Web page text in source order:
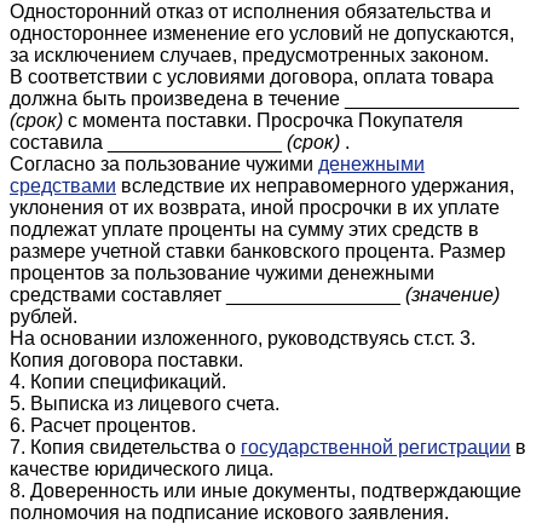
Односторонний отказ от исполнения обязательства и
одностороннее изменение его условий не допускаются,
за исключением случаев, предусмотренных законом.
В соответствии с условиями договора, оплата товара
должна быть произведена в течение ________________
(срок) с момента поставки. Просрочка Покупателя
составила ________________ (срок) .
Согласно за пользование чужими денежными
средствами вследствие их неправомерного удержания,
уклонения от их возврата, иной просрочки в их уплате
подлежат уплате проценты на сумму этих средств в
размере учетной ставки банковского процента. Размер
процентов за пользование чужими денежными
средствами составляет ________________ (значение)
рублей.
На основании изложенного, руководствуясь ст.ст. 3.
Копия договора поставки.
4. Копии спецификаций.
5. Выписка из лицевого счета.
6. Расчет процентов.
7. Копия свидетельства о государственной регистрации в
качестве юридического лица.
8. Доверенность или иные документы, подтверждающие
полномочия на подписание искового заявления.